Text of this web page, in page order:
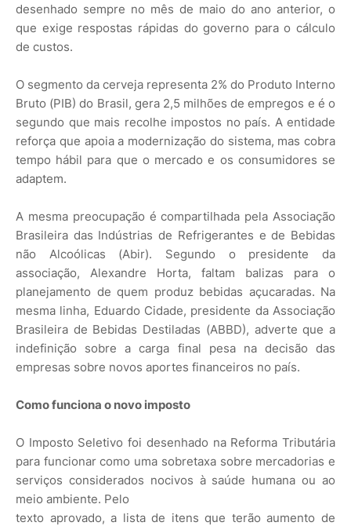
desenhado sempre no mês de maio do ano anterior, o
que exige respostas rápidas do governo para o cálculo
de custos.
O segmento da cerveja representa 2% do Produto Interno
Bruto (PIB) do Brasil, gera 2,5 milhões de empregos e é o
segundo que mais recolhe impostos no país. A entidade
reforça que apoia a modernização do sistema, mas cobra
tempo hábil para que o mercado e os consumidores se
adaptem.
A mesma preocupação é compartilhada pela Associação
Brasileira das Indústrias de Refrigerantes e de Bebidas
não Alcoólicas (Abir). Segundo o presidente da
associação, Alexandre Horta, faltam balizas para o
planejamento de quem produz bebidas açucaradas. Na
mesma linha, Eduardo Cidade, presidente da Associação
Brasileira de Bebidas Destiladas (ABBD), adverte que a
indefinição sobre a carga final pesa na decisão das
empresas sobre novos aportes financeiros no país.
Como funciona o novo imposto
O Imposto Seletivo foi desenhado na Reforma Tributária
para funcionar como uma sobretaxa sobre mercadorias e
serviços considerados nocivos à saúde humana ou ao
meio ambiente. Pelo
texto aprovado, a lista de itens que terão aumento de